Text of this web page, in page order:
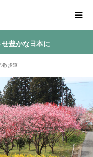
豊かな日本に
散歩道